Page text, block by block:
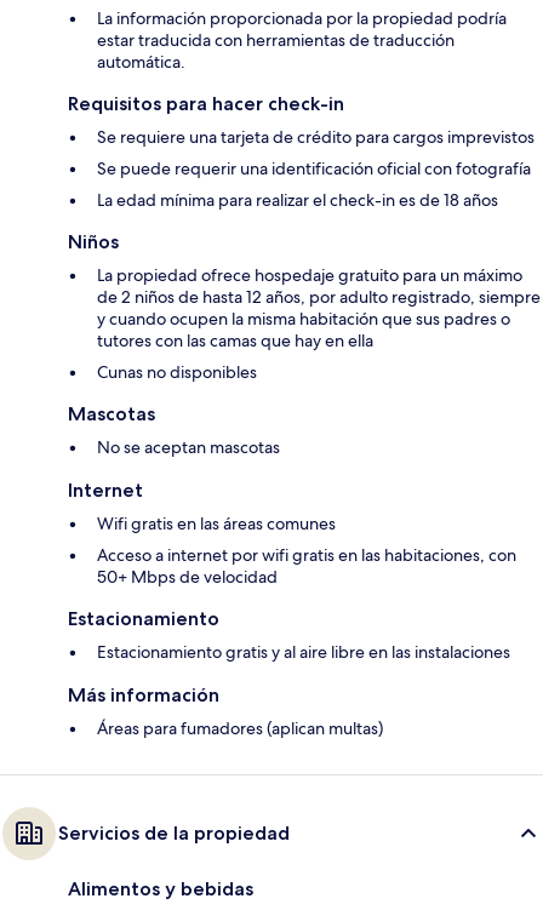
La información proporcionada por la propiedad podría
estar traducida con herramientas de traducción
automática.
Requisitos para hacer check-in
Se requiere una tarjeta de crédito para cargos imprevistos
Se puede requerir una identificación oficial con fotografía
La edad mínima para realizar el check-in es de 18 años
Niños
La propiedad ofrece hospedaje gratuito para un máximo
de 2 niños de hasta 12 años, por adulto registrado, siempre
y cuando ocupen la misma habitación que sus padres o
tutores con las camas que hay en ella
Cunas no disponibles
Mascotas
No se aceptan mascotas
Internet
Wifi gratis en las áreas comunes
Acceso a internet por wifi gratis en las habitaciones, con
50+ Mbps de velocidad
Estacionamiento
Estacionamiento gratis y al aire libre en las instalaciones
Más información
Áreas para fumadores (aplican multas)
Servicios de la propiedad
Alimentos y bebidas